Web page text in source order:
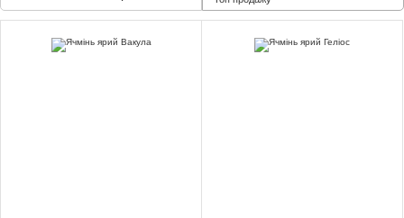
Доставка